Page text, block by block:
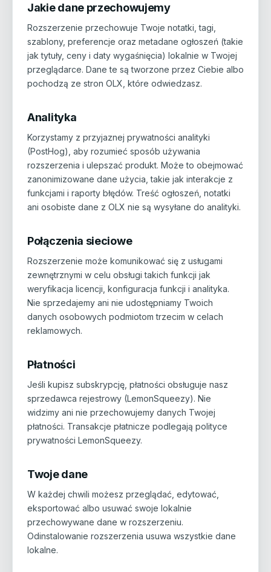
Jakie dane przechowujemy
Rozszerzenie przechowuje Twoje notatki, tagi,
szablony, preferencje oraz metadane ogłoszeń (takie
jak tytuły, ceny i daty wygaśnięcia) lokalnie w Twojej
przeglądarce. Dane te są tworzone przez Ciebie albo
pochodzą ze stron OLX, które odwiedzasz.
Analityka
Korzystamy z przyjaznej prywatności analityki
(PostHog), aby rozumieć sposób używania
rozszerzenia i ulepszać produkt. Może to obejmować
zanonimizowane dane użycia, takie jak interakcje z
funkcjami i raporty błędów. Treść ogłoszeń, notatki
ani osobiste dane z OLX nie są wysyłane do analityki.
Połączenia sieciowe
Rozszerzenie może komunikować się z usługami
zewnętrznymi w celu obsługi takich funkcji jak
weryfikacja licencji, konfiguracja funkcji i analityka.
Nie sprzedajemy ani nie udostępniamy Twoich
danych osobowych podmiotom trzecim w celach
reklamowych.
Płatności
Jeśli kupisz subskrypcję, płatności obsługuje nasz
sprzedawca rejestrowy (LemonSqueezy). Nie
widzimy ani nie przechowujemy danych Twojej
płatności. Transakcje płatnicze podlegają polityce
prywatności LemonSqueezy.
Twoje dane
W każdej chwili możesz przeglądać, edytować,
eksportować albo usuwać swoje lokalnie
przechowywane dane w rozszerzeniu.
Odinstalowanie rozszerzenia usuwa wszystkie dane
lokalne.